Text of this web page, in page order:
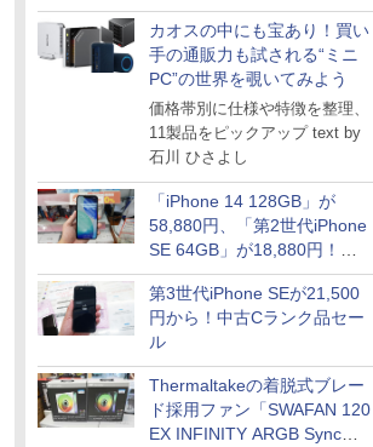
システム」
カオスの中にも宝あり！買い
手の通販力も試される“ミニ
PC”の世界を覗いてみよう
価格帯別に仕様や特徴を整理、
11製品をピックアップ text by
石川 ひさよし
「iPhone 14 128GB」が
58,880円、「第2世代iPhone
SE 64GB」が18,880円！中
古Bランク品セール
第3世代iPhone SEが21,500
円から！中古Cランク品セー
ル
Thermaltakeの着脱式ブレー
ド採用ファン「SWAFAN 120
EX INFINITY ARGB Sync」